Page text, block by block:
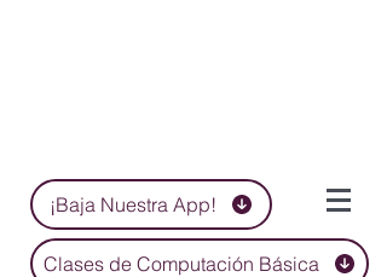
¡Baja Nuestra App!
Clases de Computación Básica